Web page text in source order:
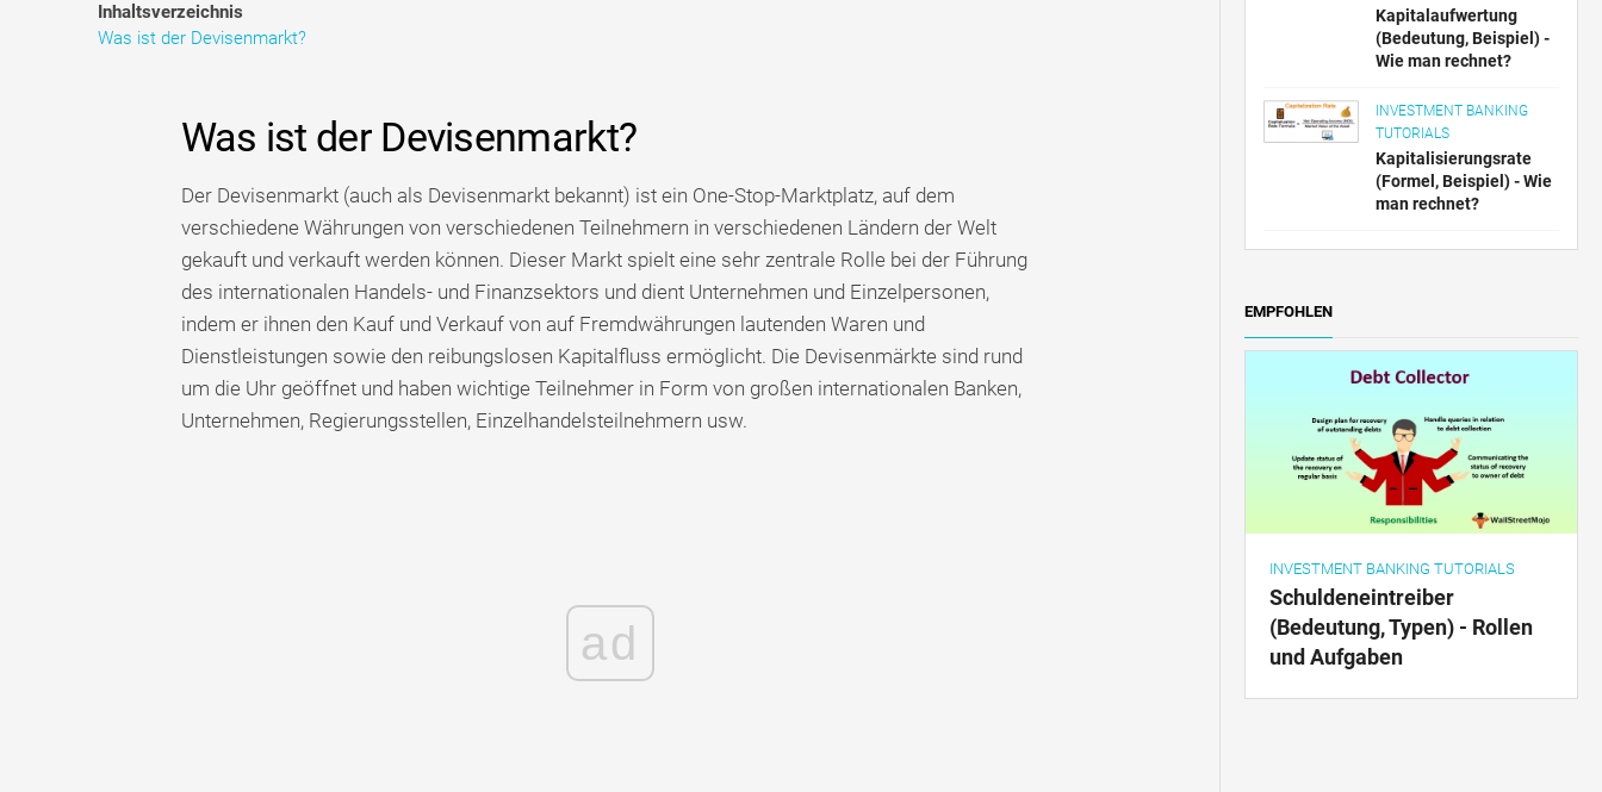
Inhaltsverzeichnis
Was ist der Devisenmarkt?
Was ist der Devisenmarkt?
Der Devisenmarkt (auch als Devisenmarkt bekannt) ist ein One-Stop-Marktplatz, auf dem
verschiedene Währungen von verschiedenen Teilnehmern in verschiedenen Ländern der Welt
gekauft und verkauft werden können. Dieser Markt spielt eine sehr zentrale Rolle bei der Führung
des internationalen Handels- und Finanzsektors und dient Unternehmen und Einzelpersonen,
indem er ihnen den Kauf und Verkauf von auf Fremdwährungen lautenden Waren und
Dienstleistungen sowie den reibungslosen Kapitalfluss ermöglicht. Die Devisenmärkte sind rund
um die Uhr geöffnet und haben wichtige Teilnehmer in Form von großen internationalen Banken,
Unternehmen, Regierungsstellen, Einzelhandelsteilnehmern usw.
ad
Kapitalaufwertung
(Bedeutung, Beispiel) -
Wie man rechnet?
INVESTMENT BANKING
TUTORIALS
Kapitalisierungsrate
(Formel, Beispiel) - Wie
man rechnet?
EMPFOHLEN
INVESTMENT BANKING TUTORIALS
Schuldeneintreiber
(Bedeutung, Typen) - Rollen
und Aufgaben